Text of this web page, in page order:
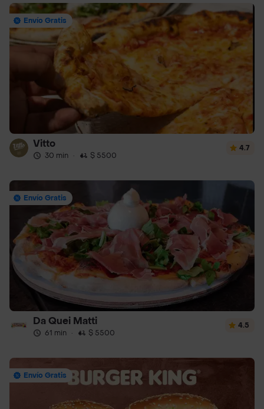
Envío Gratis
Vitto
30 min · $ 5500
4.7
Envío Gratis
Da Quei Matti
61 min · $ 5500
4.5
Envío Gratis